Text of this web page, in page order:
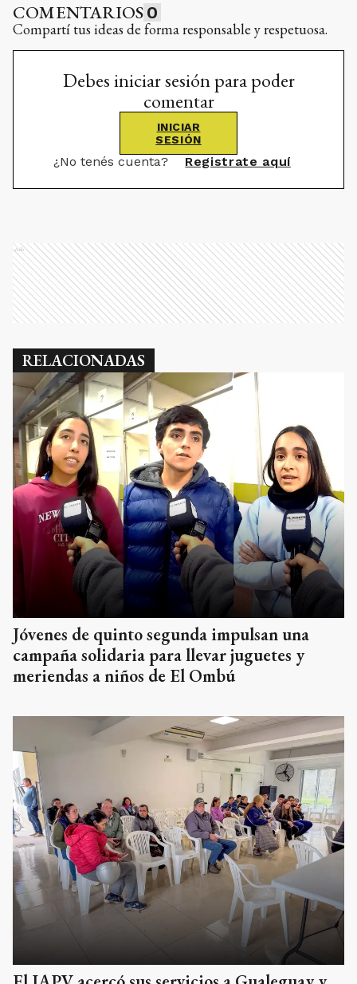
COMENTARIOS 0
Compartí tus ideas de forma responsable y respetuosa.
Debes iniciar sesión para poder
comentar
INICIAR
SESIÓN
¿No tenés cuenta? Registrate aquí
Ads
RELACIONADAS
Jóvenes de quinto segunda impulsan una
campaña solidaria para llevar juguetes y
meriendas a niños de El Ombú